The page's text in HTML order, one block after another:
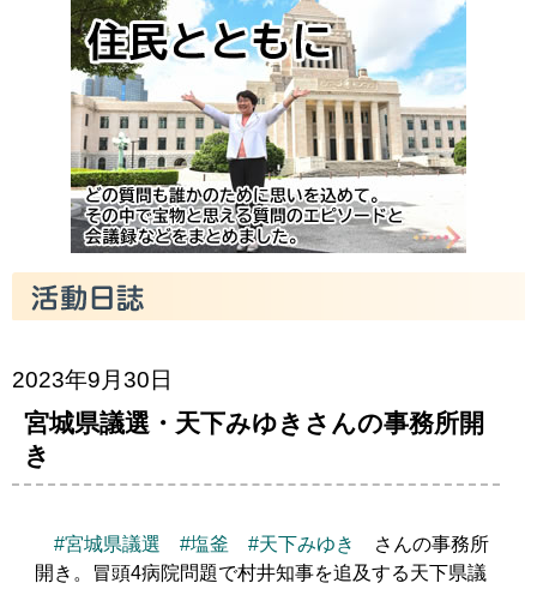
2023年9月30日
宮城県議選・天下みゆきさんの事務所開
き
#宮城県議選 #塩釜 #天下みゆき
さんの事務所
開き。冒頭4病院問題で村井知事を追及する天下県議